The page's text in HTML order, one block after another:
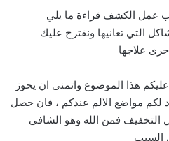
عمل الكشف قراءة ما يلي
التي تعانيها ونقترح عليك
علاجها
هذا الموضوع واتمنى ان يحوز
لكم مواضع الالم عندكم ، فان حصل
التخفيف فمن الله وهو الشافي
السبب